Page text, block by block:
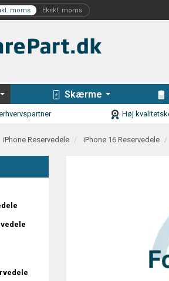
Skærme
Høj
iPhone Reservedele iPhone 16 Reservedele